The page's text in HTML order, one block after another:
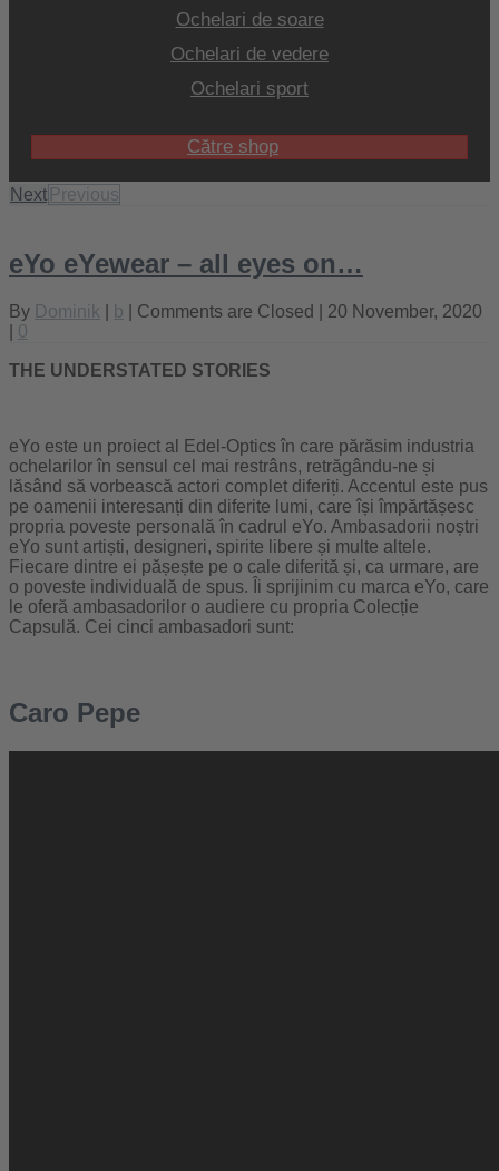
Ochelari de soare
Ochelari de vedere
Ochelari sport
Către shop
Next Previous
eYo eYewear – all eyes on…
By Dominik b Comments are Closed
| 20 November, 2020
0
THE UNDERSTATED STORIES
eYo este un proiect al Edel-Optics în care părăsim industria
ochelarilor în sensul cel mai restrâns, retrăgându-ne și
lăsând să vorbească actori complet diferiți. Accentul este pus
pe oamenii interesanți din diferite lumi, care își împărtășesc
propria poveste personală în cadrul eYo. Ambasadorii noștri
eYo sunt artiști, designeri, spirite libere și multe altele.
Fiecare dintre ei pășește pe o cale diferită și, ca urmare, are
o poveste individuală de spus. Îi sprijinim cu marca eYo, care
le oferă ambasadorilor o audiere cu propria Colecție
Capsulă. Cei cinci ambasadori sunt:
Caro Pepe